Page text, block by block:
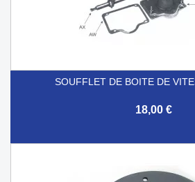
SOUFFLET DE BOITE DE
18,00 €